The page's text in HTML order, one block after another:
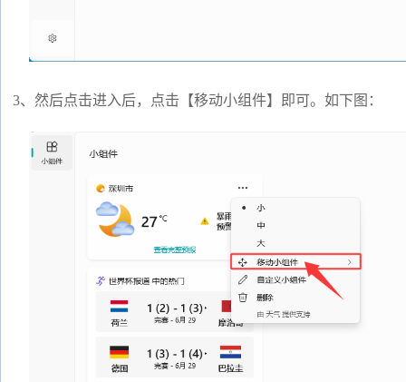
3、然后点击进入后，点击【移动小组件】即可。如下图：